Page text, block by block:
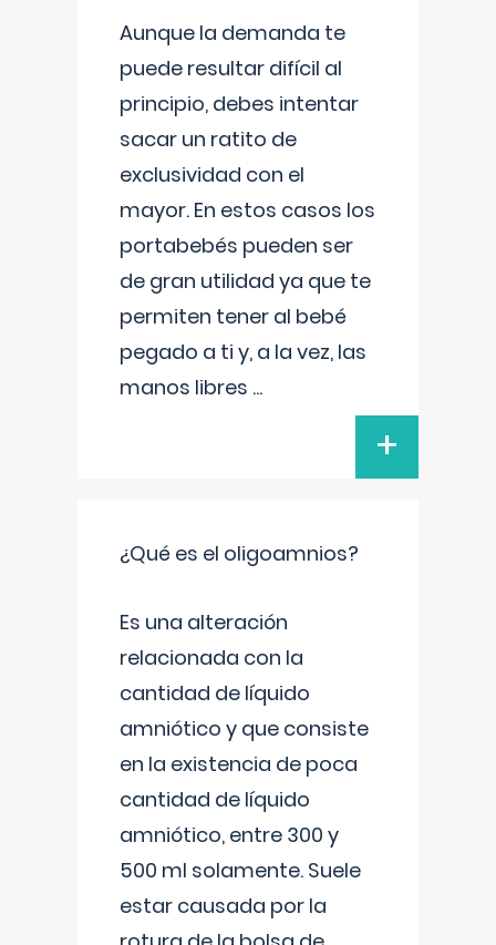
Aunque la demanda te
puede resultar difícil al
principio, debes intentar
sacar un ratito de
exclusividad con el
mayor. En estos casos los
portabebés pueden ser
de gran utilidad ya que te
permiten tener al bebé
pegado a ti y, a la vez, las
manos libres ...
+
¿Qué es el oligoamnios?
Es una alteración
relacionada con la
cantidad de líquido
amniótico y que consiste
en la existencia de poca
cantidad de líquido
amniótico, entre 300 y
500 ml solamente. Suele
estar causada por la